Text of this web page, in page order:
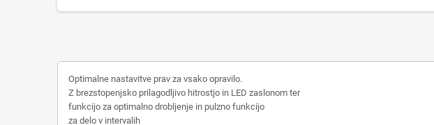
Optimalne nastavitve prav za vsako opravilo.
Z brezstopenjsko prilagodljivo hitrostjo in LED zaslonom ter
funkcijo za optimalno drobljenje in pulzno funkcijo
za delo v intervalih